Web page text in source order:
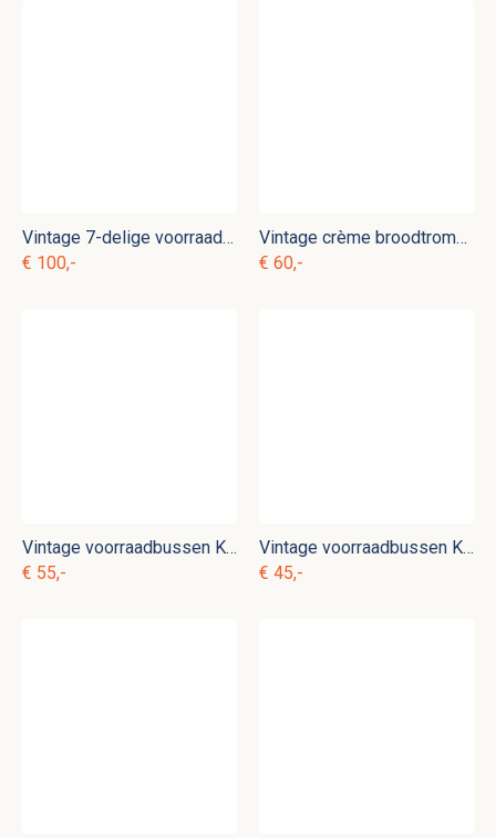
Vintage 7-delige voorraadbussen set smoky oranje e. or 7
€ 100,-
Vintage crème broodtrommel e. c 4
€ 60,-
Vintage voorraadbussen Koffie Thee Suiker e. c 9
€ 55,-
Vintage voorraadbussen Koffie Thee Suiker e. rg 3
€ 45,-